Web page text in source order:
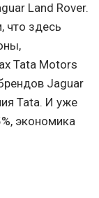
Land Rover.
что здесь
Tata Motors
Jaguar
Tata. И уже
экономика